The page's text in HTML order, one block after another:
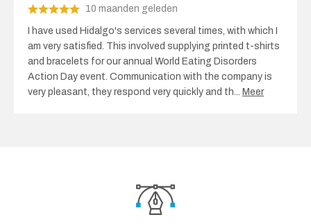
10 maanden geleden
I have used Hidalgo's services several times, with which I
am very satisfied. This involved supplying printed t-shirts
and bracelets for our annual World Eating Disorders
Action Day event. Communication with the company is
very pleasant, they respond very quickly and th... Meer